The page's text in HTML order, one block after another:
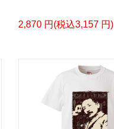
2,870 円(税込3,157 円)